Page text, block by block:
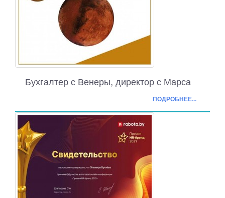
Бухгалтер с Венеры, директор с Марса
ПОДРОБНЕЕ...